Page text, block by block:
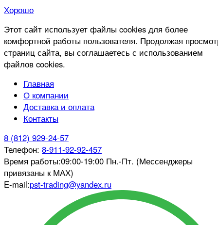
Хорошо
Этот сайт использует файлы cookies для более
комфортной работы пользователя. Продолжая
страниц сайта, вы соглашаетесь с использованием
файлов cookies.
Главная
О компании
Доставка и оплата
Контакты
8 (812) 929-24-57
Телефон: 8-911-92-92-457
Время работы:09:00-19:00 Пн.-Пт. (Мессенджеры
привязаны к МАХ)
E-mail:pst-trading@yandex.ru